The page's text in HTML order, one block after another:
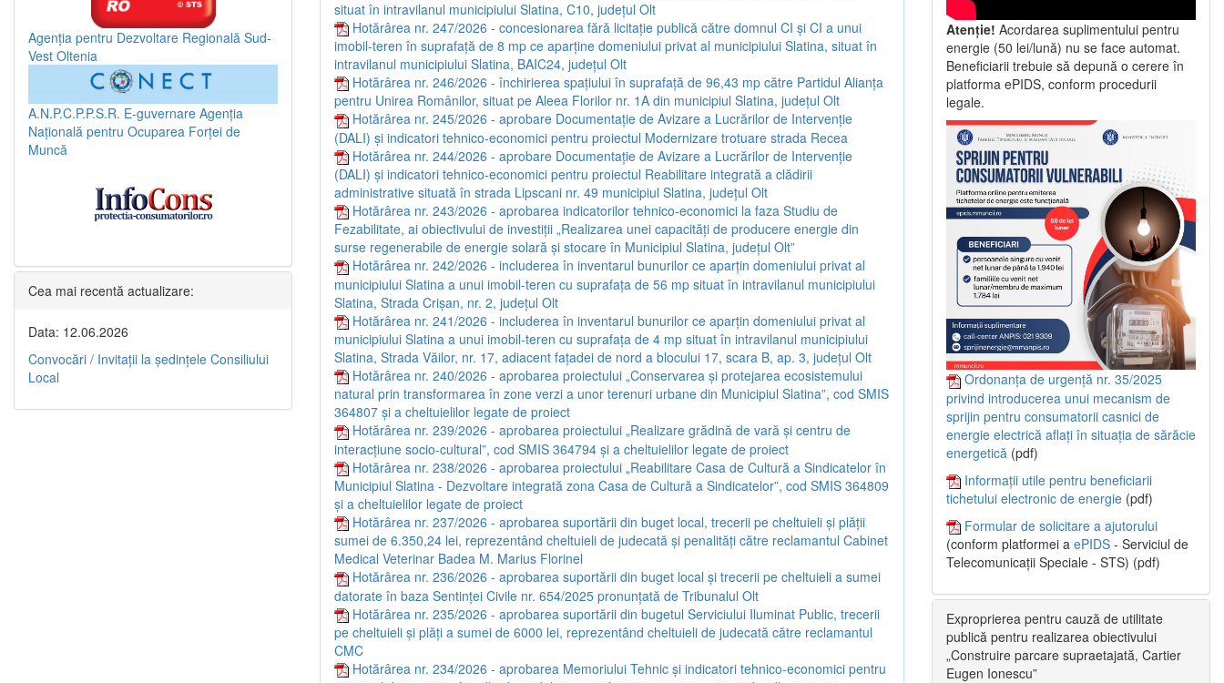
situat în intravilanul municipiului Slatina, C10, județul Olt
Hotărârea nr. 247/2026 - concesionarea fără licitație publică către domnul CI și CI a unui
imobil-teren în suprafață de 8 mp ce aparține domeniului privat al municipiului Slatina, situat în
intravilanul municipiului Slatina, BAIC24, județul Olt
Hotărârea nr. 246/2026 - închirierea spațiului în suprafață de 96,43 mp către Partidul Alianța
pentru Unirea Românilor, situat pe Aleea Florilor nr. 1A din municipiul Slatina, județul Olt
Hotărârea nr. 245/2026 - aprobare Documentație de Avizare a Lucrărilor de Intervenție
(DALI) și indicatori tehnico-economici pentru proiectul Modernizare trotuare strada Recea
Hotărârea nr. 244/2026 - aprobare Documentație de Avizare a Lucrărilor de Intervenție
(DALI) și indicatori tehnico-economici pentru proiectul Reabilitare integrată a clădirii
administrative situată în strada Lipscani nr. 49 municipiul Slatina, județul Olt
Hotărârea nr. 243/2026 - aprobarea indicatorilor tehnico-economici la faza Studiu de
Fezabilitate, ai obiectivului de investiții „Realizarea unei capacități de producere energie din
surse regenerabile de energie solară și stocare în Municipiul Slatina, județul Olt”
Hotărârea nr. 242/2026 - includerea în inventarul bunurilor ce aparțin domeniului privat al
municipiului Slatina a unui imobil-teren cu suprafața de 56 mp situat în intravilanul municipiului
Slatina, Strada Crișan, nr. 2, județul Olt
Hotărârea nr. 241/2026 - includerea în inventarul bunurilor ce aparțin domeniului privat al
municipiului Slatina a unui imobil-teren cu suprafața de 4 mp situat în intravilanul municipiului
Slatina, Strada Văilor, nr. 17, adiacent fațadei de nord a blocului 17, scara B, ap. 3, județul Olt
Hotărârea nr. 240/2026 - aprobarea proiectului „Conservarea și protejarea ecosistemului
natural prin transformarea în zone verzi a unor terenuri urbane din Municipiul Slatina”, cod SMIS
364807 și a cheltuielilor legate de proiect
Hotărârea nr. 239/2026 - aprobarea proiectului „Realizare grădină de vară și centru de
interacțiune socio-cultural”, cod SMIS 364794 și a cheltuielilor legate de proiect
Hotărârea nr. 238/2026 - aprobarea proiectului „Reabilitare Casa de Cultură a Sindicatelor în
Municipiul Slatina - Dezvoltare integrată zona Casa de Cultură a Sindicatelor”, cod SMIS 364809
și a cheltuielilor legate de proiect
Hotărârea nr. 237/2026 - aprobarea suportării din buget local, trecerii pe cheltuieli și plății
sumei de 6.350,24 lei, reprezentând cheltuieli de judecată și penalități către reclamantul Cabinet
Medical Veterinar Badea M. Marius Florinel
Hotărârea nr. 236/2026 - aprobarea suportării din buget local și trecerii pe cheltuieli a sumei
datorate în baza Sentinței Civile nr. 654/2025 pronunțată de Tribunalul Olt
Hotărârea nr. 235/2026 - aprobarea suportării din bugetul Serviciului Iluminat Public, trecerii
pe cheltuieli și plăți a sumei de 6000 lei, reprezentând cheltuieli de judecată către reclamantul
CMC
Hotărârea nr. 234/2026 - aprobarea Memoriului Tehnic și indicatori tehnico-economici pentru
Agenția pentru Dezvoltare Regională Sud-
Vest Oltenia
A.N.P.C.P.P.S.R. E-guvernare Agenția
Națională pentru Ocuparea Forței de
Muncă
Cea mai recentă actualizare:
Data: 12.06.2026
Convocări / Invitaţii la şedinţele Consiliului
Local
Atenție! Acordarea suplimentului pentru
energie (50 lei/lună) nu se face automat.
Beneficiarii trebuie să depună o cerere în
platforma ePIDS, conform procedurii
legale.
Ordonanța de urgență nr. 35/2025
privind introducerea unui mecanism de
sprijin pentru consumatorii casnici de
energie electrică aflați în situația de sărăcie
energetică (pdf)
Informații utile pentru beneficiarii
tichetului electronic de energie (pdf)
Formular de solicitare a ajutorului
(conform platformei a ePIDS - Serviciul de
Telecomunicații Speciale - STS) (pdf)
Exproprierea pentru cauză de utilitate
publică pentru realizarea obiectivului
„Construire parcare supraetajată, Cartier
Eugen Ionescu”